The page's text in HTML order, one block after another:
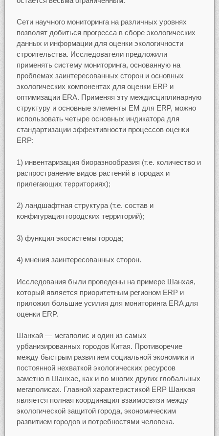
Сети научного мониторинга на различных уровнях
позволят добиться прогресса в сборе экологических
данных и информации для оценки экологичности
строительства. Исследователи предложили
применять систему мониторинга, основанную на
проблемах заинтересованных сторон и основных
экологических компонентах для оценки ERP и
оптимизации ERA. Применяя эту междисциплинарную
структуру и основные элементы ЕМ для ERP, можно
использовать четыре основных индикатора для
стандартизации эффективности процессов оценки
ERP:
1) инвентаризация биоразнообразия (т.е. количество и
распространение видов растений в городах и
прилегающих территориях);
2) ландшафтная структура (т.е. состав и
конфигурация городских территорий);
3) функция экосистемы города;
4) мнения заинтересованных сторон.
Исследования были проведены на примере Шанхая,
который является приоритетным регионом ERP и
приложил большие усилия для мониторинга ERA для
оценки ERP.
Шанхай — мегаполис и один из самых
урбанизированных городов Китая. Противоречие
между быстрым развитием социальной экономики и
постоянной нехваткой экологических ресурсов
заметно в Шанхае, как и во многих других глобальных
мегаполисах. Главной характеристикой ERP Шанхая
является полная координация взаимосвязи между
экологической защитой города, экономическим
развитием городов и потребностями человека.